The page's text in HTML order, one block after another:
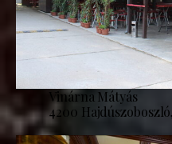
Vinárna Mátyás
4200